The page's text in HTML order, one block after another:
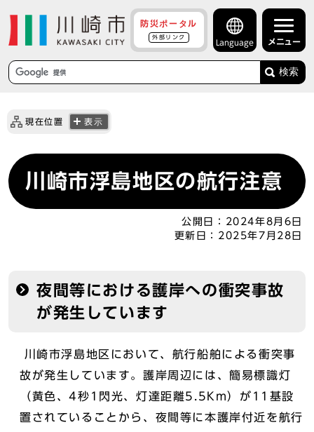
防災ポータル
外部リンク
Language メニュー
検索
現在位置 表示
川崎市浮島地区の航行注意
公開日：
2024年8月6日
更新日： 2025年7月28日
夜間等における護岸への衝突事故
が発生しています
川崎市浮島地区において、航行船舶による衝突事
故が発生しています。護岸周辺には、簡易標識灯
（黄色、4秒1閃光、灯達距離5.5Km）が11基設
置されていることから、夜間等に本護岸付近を航行